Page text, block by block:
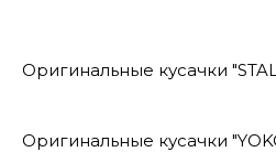
Оригинальные кусачки
Оригинальные кусачки